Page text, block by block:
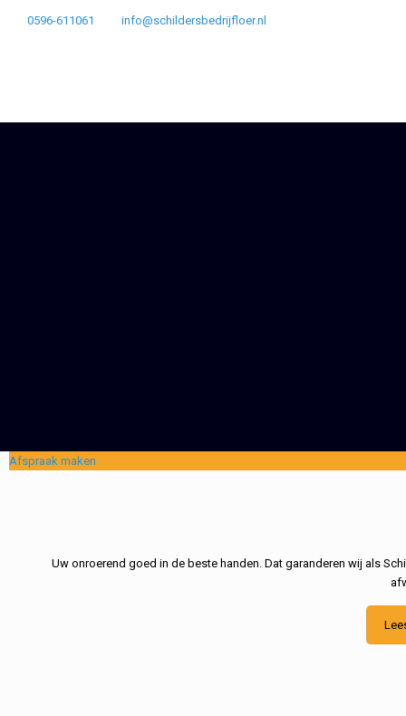
0596-611061 info@schildersbedrijfloer.nl
Afspraak maken
Uw onroerend goed in de beste handen. Dat garanderen wij als